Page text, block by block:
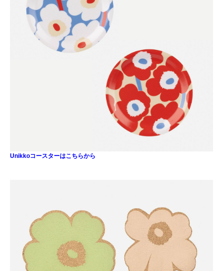
Unikkoコースターはこちらから